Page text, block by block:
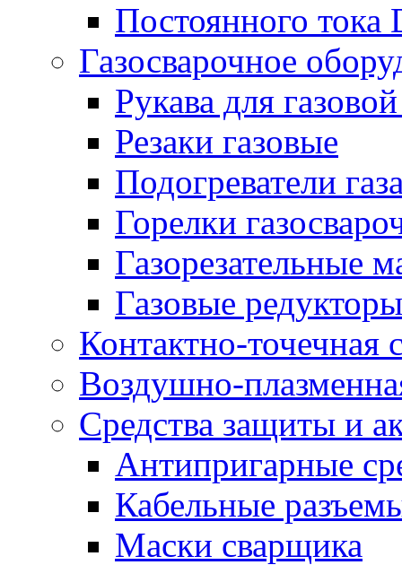
Постоянного тока
Газосварочное
Рукава для
Резаки газовые
Подогреватели
Горелки
Газорезательные
Газовые редукторы
Контактно-точечная
Воздушно-
Средства защиты и
Антипригарные
Кабельные
Маски сварщика